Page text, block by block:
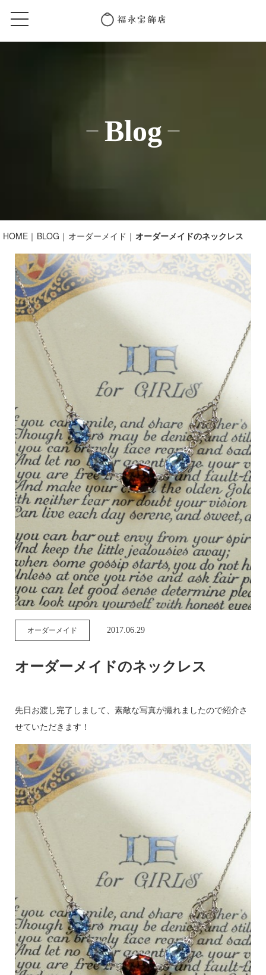
Blog
HOME BLOG オーダーメイド オーダーメイドのネックレス
オーダーメイド 2017.06.29
オーダーメイドのネックレス
先日お渡し完了しまして、素敵な写真が撮れましたので紹介さ
せていただきます！